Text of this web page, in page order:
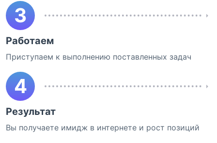
3
Работаем
Приступаем к выполнению поставленных задач
4
Результат
Вы получаете имидж в интернете и рост позиций